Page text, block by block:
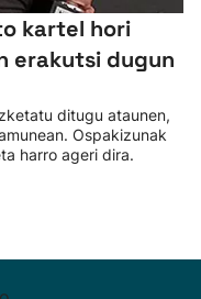
kartel hori
erakutsi dugun
ditugu ataunen,
Ospakizunak
harro ageri dira.